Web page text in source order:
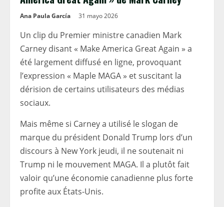
Ana Paula García 31 mayo 2026
Un clip du Premier ministre canadien Mark
Carney disant « Make America Great Again » a
été largement diffusé en ligne, provoquant
l’expression « Maple MAGA » et suscitant la
dérision de certains utilisateurs des médias
sociaux.
Mais même si Carney a utilisé le slogan de
marque du président Donald Trump lors d’un
discours à New York jeudi, il ne soutenait ni
Trump ni le mouvement MAGA. Il a plutôt fait
valoir qu’une économie canadienne plus forte
profite aux États-Unis.